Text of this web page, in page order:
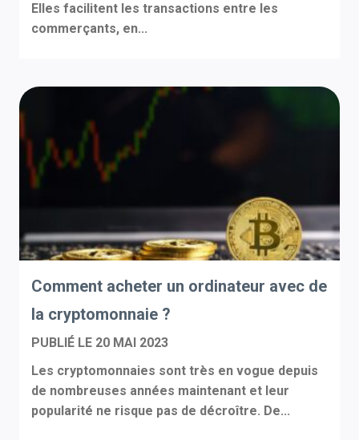
Elles facilitent les transactions entre les
commerçants, en...
Comment acheter un ordinateur avec de
la cryptomonnaie ?
PUBLIÉ LE 20 MAI 2023
Les cryptomonnaies sont très en vogue depuis
de nombreuses années maintenant et leur
popularité ne risque pas de décroître. De...